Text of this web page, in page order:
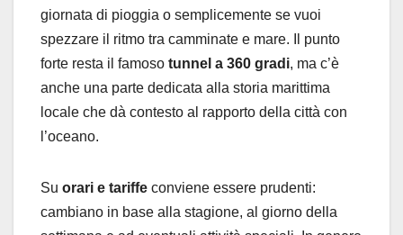
giornata di pioggia o semplicemente se vuoi
spezzare il ritmo tra camminate e mare. Il punto
forte resta il famoso tunnel a 360 gradi, ma c’è
anche una parte dedicata alla storia marittima
locale che dà contesto al rapporto della città con
l’oceano.
Su orari e tariffe conviene essere prudenti:
cambiano in base alla stagione, al giorno della